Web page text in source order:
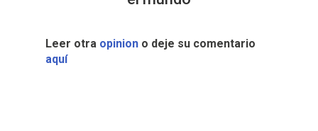
Leer otra opiniono deje su comentario
aquí